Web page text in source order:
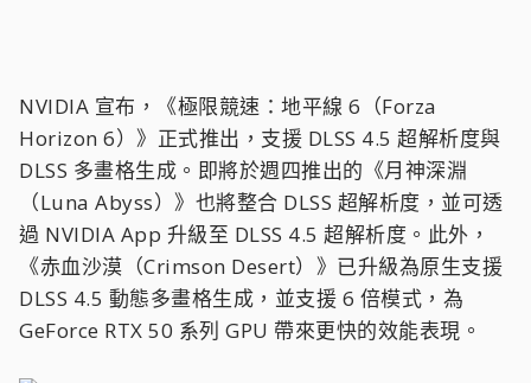
NVIDIA 宣布，《極限競速：地平線 6（Forza
Horizon 6）》正式推出，支援 DLSS 4.5 超解析度與
DLSS 多畫格生成。即將於週四推出的《月神深淵
（Luna Abyss）》也將整合 DLSS 超解析度，並可透
過 NVIDIA App 升級至 DLSS 4.5 超解析度。此外，
《赤血沙漠（Crimson Desert）》已升級為原生支援
DLSS 4.5 動態多畫格生成，並支援 6 倍模式，為
GeForce RTX 50 系列 GPU 帶來更快的效能表現。